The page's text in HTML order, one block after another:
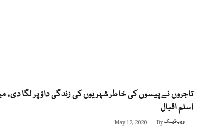
تاجروں نے پیسوں کی خاطر شہریوں کی زندگی داؤ پر لگا دی،
اسلم اقبال
May 12, 2020 Byویب ڈیسک